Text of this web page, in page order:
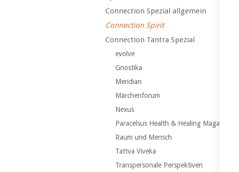
Connection Spezial allgemein
Connection Spirit
Connection Tantra Spezial
evolve
Gnostika
Meridian
Märchenforum
Nexus
Paracelsus Health & Healing Maga
Raum und Mensch
Tattva Viveka
Transpersonale Perspektiven